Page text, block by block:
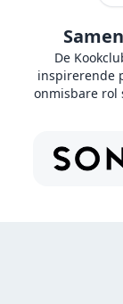
De
inspirerende
onmisbare rol